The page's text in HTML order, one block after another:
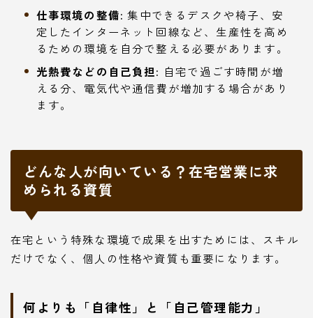
仕事環境の整備: 集中できるデスクや椅子、安
定したインターネット回線など、生産性を高め
るための環境を自分で整える必要があります。
光熱費などの自己負担: 自宅で過ごす時間が増
える分、電気代や通信費が増加する場合があり
ます。
どんな人が向いている？在宅営業に求
められる資質
在宅という特殊な環境で成果を出すためには、スキル
だけでなく、個人の性格や資質も重要になります。
何よりも「自律性」と「自己管理能力」